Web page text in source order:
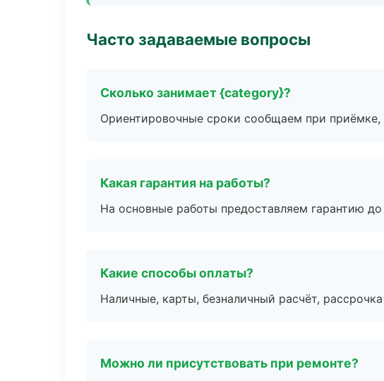
Часто задаваемые вопросы
Сколько занимает {category}?
Ориентировочные сроки сообщаем при
Какая гарантия на работы?
На основные работы предоставляем гарантию
Какие способы оплаты?
Наличные, карты, безналичный расчёт,
Можно ли присутствовать при ремонте?